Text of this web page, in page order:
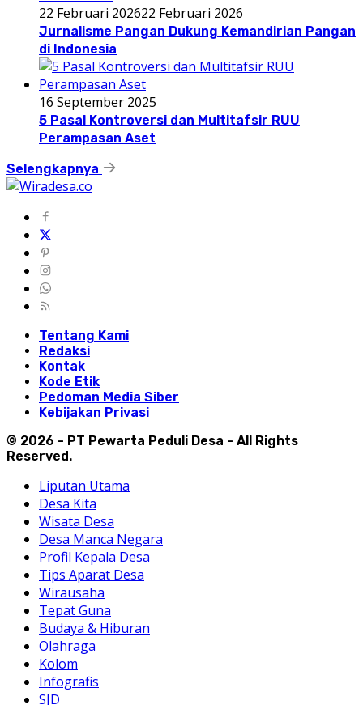
22 Februari 202622 Februari 2026
Jurnalisme Pangan Dukung Kemandirian Pangan
di Indonesia
16 September 2025
5 Pasal Kontroversi dan Multitafsir RUU
Perampasan Aset
Selengkapnya
Tentang Kami
Redaksi
Kontak
Kode Etik
Pedoman Media Siber
Kebijakan Privasi
© 2026 - PT Pewarta Peduli Desa - All Rights
Reserved.
Liputan Utama
Desa Kita
Wisata Desa
Desa Manca Negara
Profil Kepala Desa
Tips Aparat Desa
Wirausaha
Tepat Guna
Budaya & Hiburan
Olahraga
Kolom
Infografis
SJD